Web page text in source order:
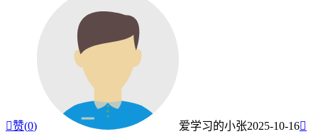
赞(0) 爱学习的小张2025-10-16